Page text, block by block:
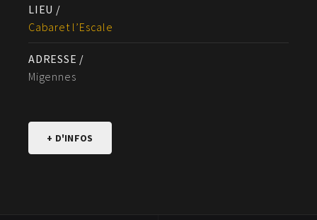
LIEU /
Cabaret l’Escale
ADRESSE /
Migennes
+ D'INFOS